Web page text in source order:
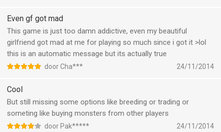
Even gf got mad
This game is just too damn addictive, even my beautiful
girlfriend got mad at me for playing so much since i got it >lol
this is an automatic message but its actually true
door Cha*** 24/11/2014
Cool
But still missing some options like breeding or trading or
someting like buying monsters from other players
door Pak***** 24/11/2014